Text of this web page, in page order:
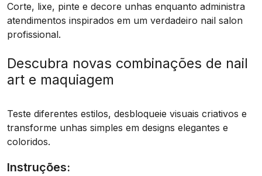
Corte, lixe, pinte e decore unhas enquanto administra
atendimentos inspirados em um verdadeiro nail salon
profissional.
Descubra novas combinações de nail
art e maquiagem
Teste diferentes estilos, desbloqueie visuais criativos e
transforme unhas simples em designs elegantes e
coloridos.
Instruções: